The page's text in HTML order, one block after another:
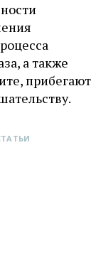
а также
прибегают